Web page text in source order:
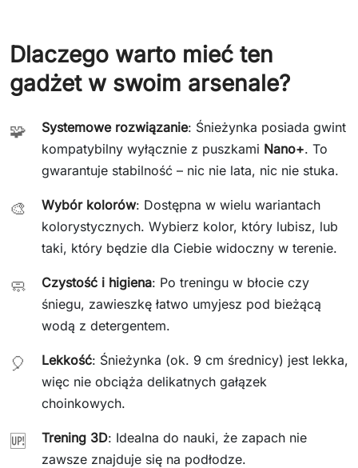
Dlaczego warto mieć ten
gadżet w swoim arsenale?
🧩 Systemowe rozwiązanie: Śnieżynka posiada gwint
kompatybilny wyłącznie z puszkami Nano+. To
gwarantuje stabilność – nic nie lata, nic nie stuka.
🎨 Wybór kolorów: Dostępna w wielu wariantach
kolorystycznych. Wybierz kolor, który lubisz, lub
taki, który będzie dla Ciebie widoczny w terenie.
🧼 Czystość i higiena: Po treningu w błocie czy
śniegu, zawieszkę łatwo umyjesz pod bieżącą
wodą z detergentem.
🎈 Lekkość: Śnieżynka (ok. 9 cm średnicy) jest lekka,
więc nie obciąża delikatnych gałązek
choinkowych.
🆙 Trening 3D: Idealna do nauki, że zapach nie
zawsze znajduje się na podłodze.